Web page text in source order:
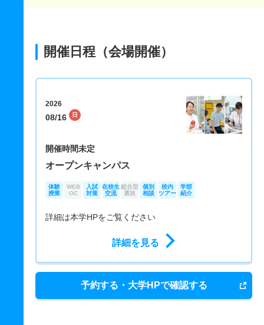
開催日程（会場開催）
2026
08/16 日
開催時間未定
オープンキャンパス
体験
授業
WEB
OC
入試
対策
在校生
交流
総合型
選抜
個別
相談
校内
ツアー
学部
紹介
詳細は本学HPをご覧ください
詳細を見る
予約する・大学HPで確認する